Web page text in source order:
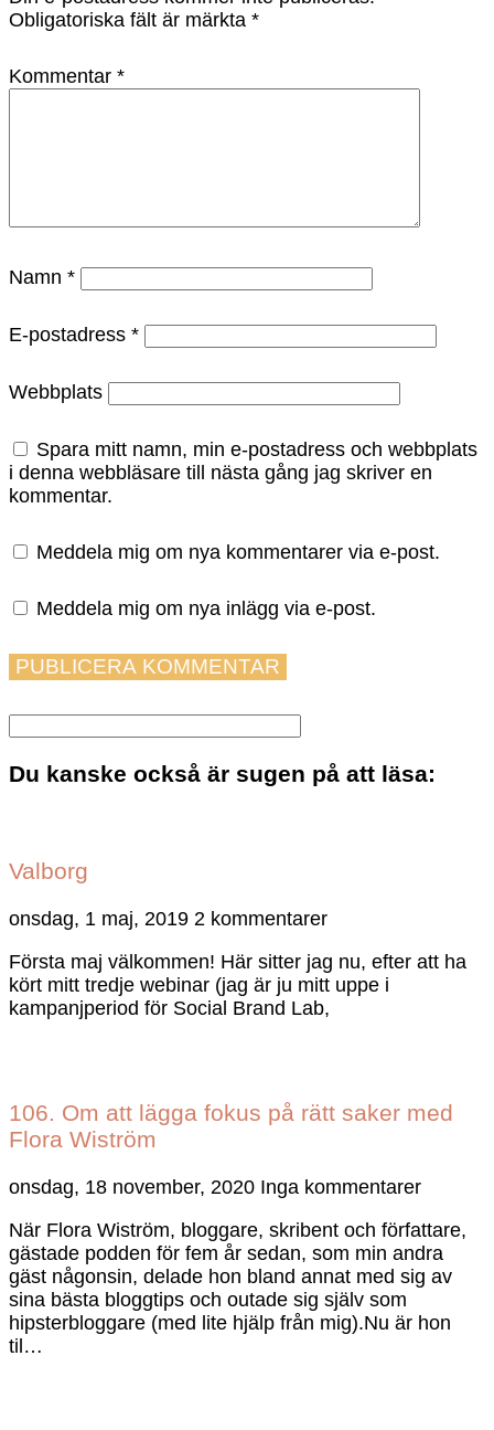
Obligatoriska fält är märkta *
Kommentar *
Namn *
E-postadress *
Webbplats
Spara mitt namn, min e-postadress och webbplats
i denna webbläsare till nästa gång jag skriver en
kommentar.
Meddela mig om nya kommentarer via e-post.
Meddela mig om nya inlägg via e-post.
Du kanske också är sugen på att läsa:
Valborg
onsdag, 1 maj, 2019 2 kommentarer
Första maj välkommen! Här sitter jag nu, efter att ha
kört mitt tredje webinar (jag är ju mitt uppe i
kampanjperiod för Social Brand Lab,
106. Om att lägga fokus på rätt saker med
Flora Wiström
onsdag, 18 november, 2020 Inga kommentarer
När Flora Wiström, bloggare, skribent och författare,
gästade podden för fem år sedan, som min andra
gäst någonsin, delade hon bland annat med sig av
sina bästa bloggtips och outade sig själv som
hipsterbloggare (med lite hjälp från mig).Nu är hon
til…